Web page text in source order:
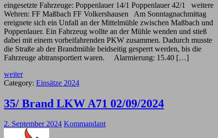
eingesetzte Fahrzeuge: Poppenlauer 14/1 Poppenlauer 42/1 weitere
Wehren: FF Maßbach FF Volkershausen Am Sonntagnachmittag
ereignete sich ein Unfall an der Mittelmühle zwischen Maßbach und
Poppenlauer. Ein Fahrzeug wollte an der Mühle wenden und stieß
dabei mit einem vorbeifahrenden PKW zusammen. Dadurch musste
die Straße ab der Brandmühle beidseitig gesperrt werden, bis die
Fahrzeuge abtransportiert waren. Alarmierung: 15.40 […]
weiter
Category: Einsätze 2024
35/ Brand LKW A71 02/09/2024
2. September 2024 Kommandant